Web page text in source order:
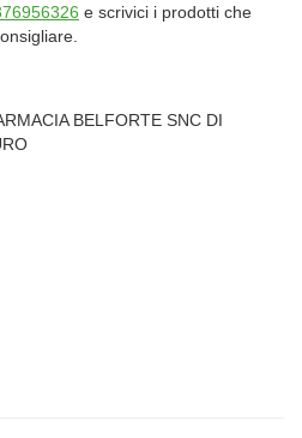
e scrivici i prodotti che
BELFORTE SNC DI